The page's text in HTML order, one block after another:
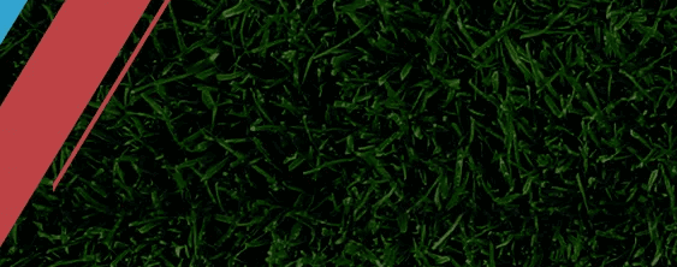
东京绿茵敲定中场新援！补强中场，全力冲刺下半程
2026日职联夏窗持续运作，东京绿茵签下实力派中场柴户海，
鹿岛鹿角官宣广濑陆斗回归！补强防线冲击日职联冠
日职联豪门鹿岛鹿角正式签下后卫广濑陆斗，球员从神户胜利